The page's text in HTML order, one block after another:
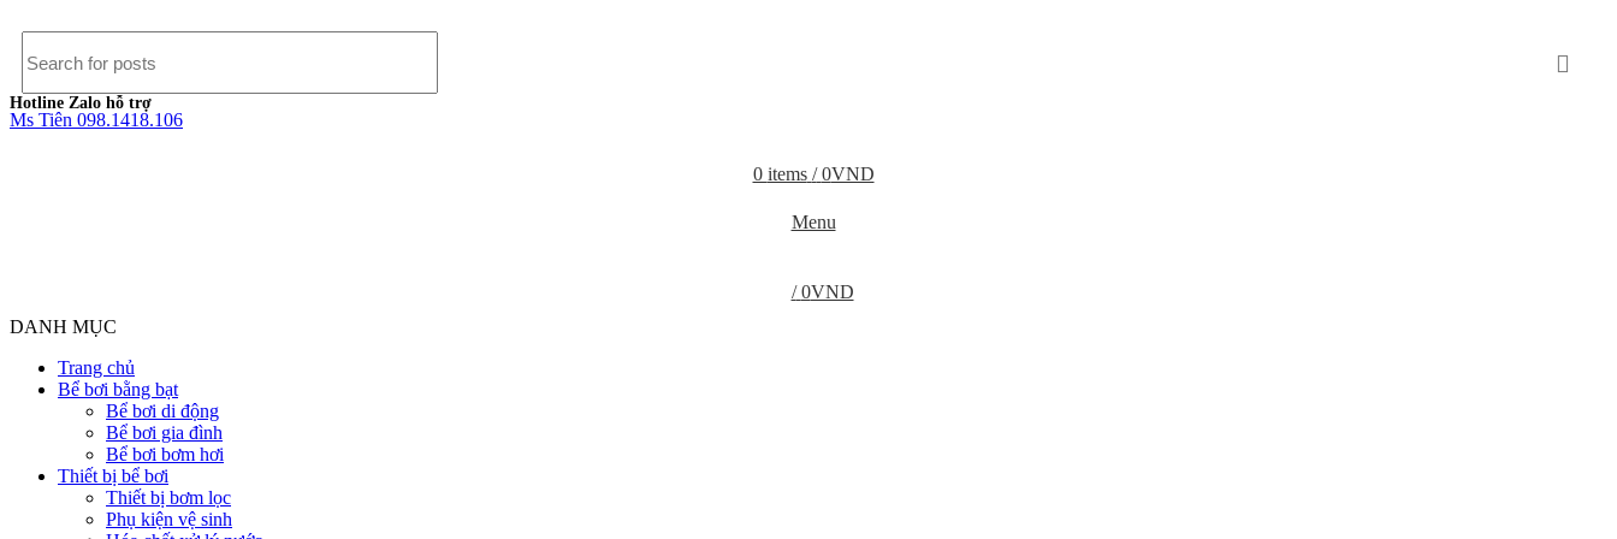
Hotline Zalo hỗ trợ
Ms Tiên 098.1418.106
0 items / 0VND
Menu
/ 0VND
DANH MỤC
Trang chủ
Bể bơi bằng bạt
Bể bơi di động
Bể bơi gia đình
Bể bơi bơm hơi
Thiết bị bể bơi
Thiết bị bơm lọc
Phụ kiện vệ sinh